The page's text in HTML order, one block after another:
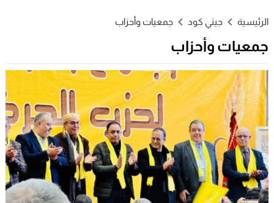
الرئيسية جيني كود جمعيات وأحزاب
جمعيات وأحزاب